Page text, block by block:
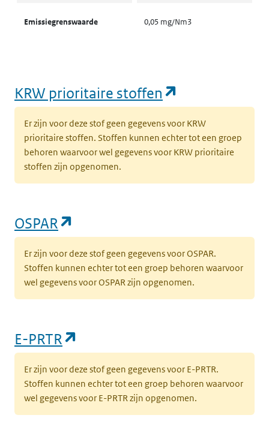
Emissiegrenswaarde 0,05 mg/Nm3
KRW prioritaire stoffen
Er zijn voor deze stof geen gegevens voor KRW
prioritaire stoffen. Stoffen kunnen echter tot een groep
behoren waarvoor wel gegevens voor KRW prioritaire
stoffen zijn opgenomen.
OSPAR
Er zijn voor deze stof geen gegevens voor OSPAR.
Stoffen kunnen echter tot een groep behoren waarvoor
wel gegevens voor OSPAR zijn opgenomen.
E-PRTR
Er zijn voor deze stof geen gegevens voor E-PRTR.
Stoffen kunnen echter tot een groep behoren waarvoor
wel gegevens voor E-PRTR zijn opgenomen.